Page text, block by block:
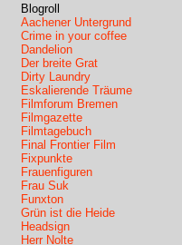
Blogroll
Aachener Untergrund
Crime in your coffee
Dandelion
Der breite Grat
Dirty Laundry
Eskalierende Träume
Filmforum Bremen
Filmgazette
Filmtagebuch
Final Frontier Film
Fixpunkte
Frauenfiguren
Frau Suk
Funxton
Grün ist die Heide
Headsign
Herr Nolte